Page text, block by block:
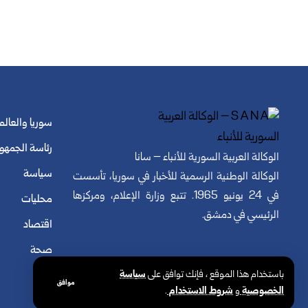
باستخدام هذا الموقع ، فإنك توافق علىسياسة
الخصوصيةوشروط الاستخدام.
موافق
الوكالة العربية السورية للأنباء – سانا
الوكالة الوطنية الرسمية للأخبار في سوريا، تأسست
في 24 يونيو 1965. تتبع وزارة الإعلام، ومركزها
الرئيسي في دمشق.
سوريا
رئاسة
سياسة
محليات
اقتصاد
صحة